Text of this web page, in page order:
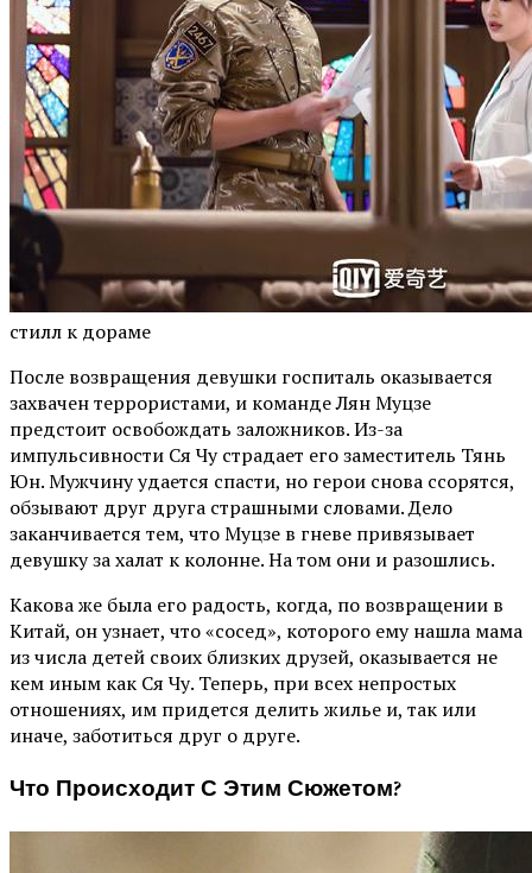
стилл к дораме
После возвращения девушки госпиталь оказывается
захвачен террористами, и команде Лян Муцзе
предстоит освобождать заложников. Из-за
импульсивности Ся Чу страдает его заместитель Тянь
Юн. Мужчину удается спасти, но герои снова ссорятся,
обзывают друг друга страшными словами. Дело
заканчивается тем, что Муцзе в гневе привязывает
девушку за халат к колонне. На том они и разошлись.
Какова же была его радость, когда, по возвращении в
Китай, он узнает, что «сосед», которого ему нашла мама
из числа детей своих близких друзей, оказывается не
кем иным как Ся Чу. Теперь, при всех непростых
отношениях, им придется делить жилье и, так или
иначе, заботиться друг о друге.
Что Происходит С Этим Сюжетом?